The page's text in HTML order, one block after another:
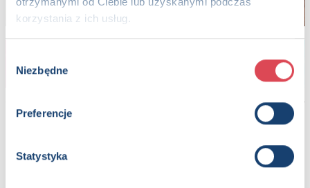
korzystania z ich usług.
zgody
Niezbędne
Preferencje
Statystyka